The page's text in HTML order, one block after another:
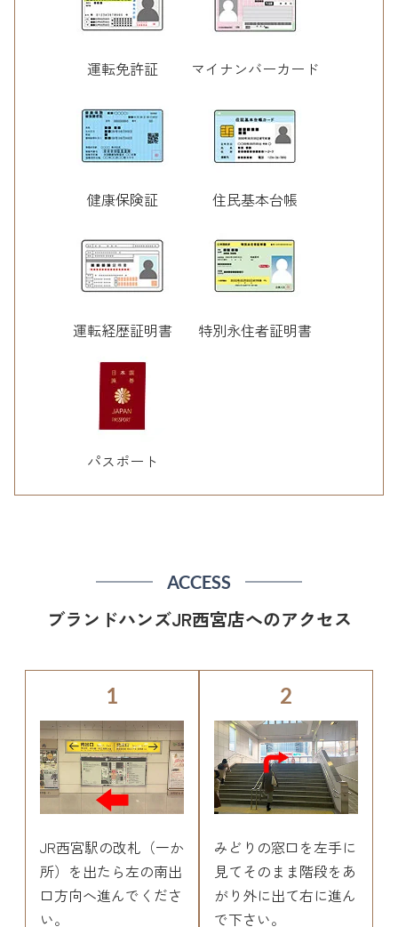
運転免許証 マイナンバーカード
健康保険証 住民基本台帳
運転経歴証明書 特別永住者証明書
パスポート
ACCESS
ブランドハンズJR西宮店へのアクセス
1
JR西宮駅の改札（一か
所）を出たら左の南出
口方向へ進んでくださ
い。
2
みどりの窓口を左手に
見てそのまま階段をあ
がり外に出て右に進ん
で下さい。